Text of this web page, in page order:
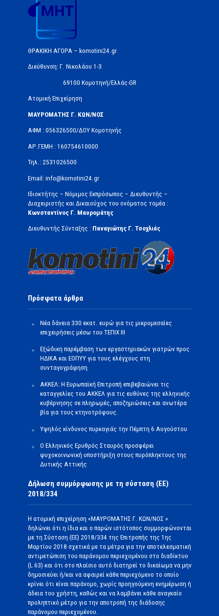
ΘΡΑΚΙΚΗ ΑΓΟΡΑ – komotini24.gr
Διεύθυνση: Γ. Νικολάου 1-3
69100 Κομοτηνή/Ελλάς-GR
Ατομική Επιχείρηση
ΜΑΥΡΟΜΑΤΗΣ Γ. ΚΩΝ/ΝΟΣ
ΑΦΜ : 056326500/ΔOΥ Κομοτηνής
ΑΡ.ΓΕΜΗ : 160754610000
Τηλ.: 2531026500
Email: info@komotini24.gr
Ιδιοκτήτης – Νόμιμος Εκπρόσωπος – Διευθυντής –
Διαχειριστής και Δικαιούχος του ονόματος τομέα :
Κωνσταντίνος Γ. Μαυρομάτης
Διευθυντής Σύνταξης : Παναγιώτης Γ. Τσοχλιάς
Πρόσφατα άρθρα
Νέα δάνεια 330 εκατ. ευρώ για τις μικρομεσαίες
επιχειρήσεις μέσω του ΤΕΠΙΧ ΙΙΙ
Εξώδικη παρέμβαση των εργαστηριακών γιατρών προς
ΗΔΙΚΑ και ΕΟΠΥΥ για τους ελέγχους στη
συνταγογράφηση
ΑΚΚΕΛ: Η Ευρωπαϊκή Επιτροπή επιβεβαιώνει τις
καταγγελίες του ΑΚΚΕΛ για τις ευθύνες της ελληνικής
κυβέρνησης σε πληρωμές, αποζημιώσεις και ανωτέρα
βία για τους κτηνοτρόφους.
Υψηλός κίνδυνος πυρκαγιάς την Πέμπτη 6 Αυγούστου
Ο Ελληνικός Ερυθρός Σταυρός προσφέρει
ψυχοκοινωνική υποστήριξη στους πυρόπληκτους της
Δυτικής Αττικής
Δήλωση συμμόρφωσης με τη σύσταση (ΕΕ)
2018/334
Η ατομική επιχείρηση «ΜΑΥΡΟΜΑΤΗΣ Γ. ΚΩΝ/ΝΟΣ »
δηλώνει ότι η ίδια και ο παρών ιστότοπος συμμορφώνονται
με τη Σύσταση (ΕΕ) 2018/334 της Επιτροπής της 1ης
Μαρτίου 2018 σχετικά με τα μέτρα για την αποτελεσματική
αντιμετώπιση του παράνομου περιεχομένου στο διαδίκτυο
(L 63) και ότι στο πλαίσιο αυτό διατηρεί το δικαίωμα να μην
δημοσιεύει ή/και να αφαιρεί κάθε περιεχόμενο το οποίο
κρίνει ότι είναι παράνομο, χωρίς προηγούμενη ενημέρωση ή
άδεια του χρήστη, καθώς και να λαμβάνει κάθε αναγκαίο
προληπτικό μέτρο για την αποτροπή της διάδοσης
παράνομου περιεχομένου.